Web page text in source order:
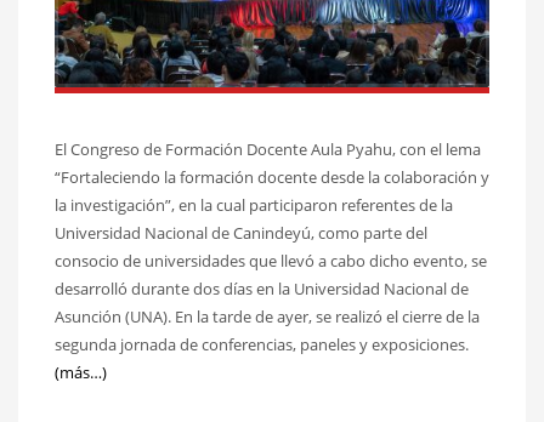
El Congreso de Formación Docente Aula Pyahu, con el lema
“Fortaleciendo la formación docente desde la colaboración y
la investigación”, en la cual participaron referentes de la
Universidad Nacional de Canindeyú, como parte del
consocio de universidades que llevó a cabo dicho evento, se
desarrolló durante dos días en la Universidad Nacional de
Asunción (UNA). En la tarde de ayer, se realizó el cierre de la
segunda jornada de conferencias, paneles y exposiciones.
(más…)